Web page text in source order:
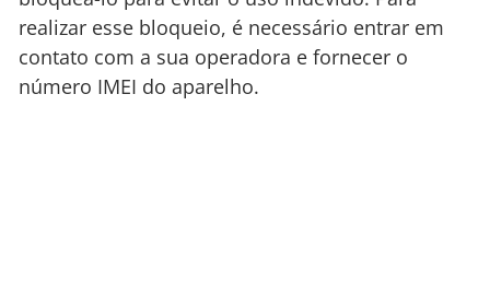
realizar esse bloqueio, é necessário entrar em
contato com a sua operadora e fornecer o
número IMEI do aparelho.